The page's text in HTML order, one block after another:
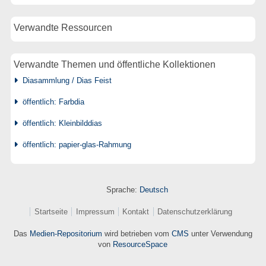
Verwandte Ressourcen
Verwandte Themen und öffentliche Kollektionen
Diasammlung / Dias Feist
öffentlich: Farbdia
öffentlich: Kleinbilddias
öffentlich: papier-glas-Rahmung
Sprache: Deutsch
Startseite Impressum Kontakt Datenschutzerklärung
Das Medien-Repositorium wird betrieben vom CMS unter Verwendung
von ResourceSpace